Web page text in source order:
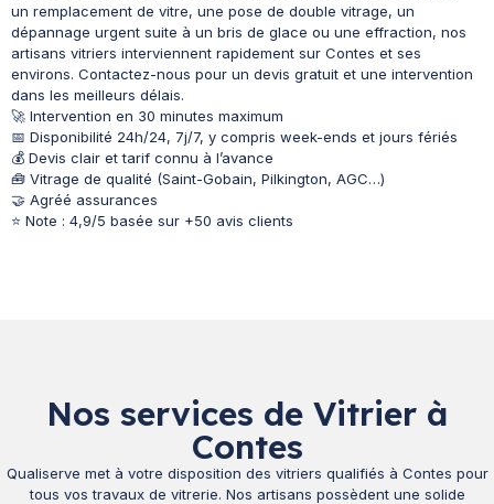
un remplacement de vitre, une pose de double vitrage, un
dépannage urgent suite à un bris de glace ou une effraction, nos
artisans vitriers interviennent rapidement sur Contes et ses
environs. Contactez-nous pour un devis gratuit et une intervention
dans les meilleurs délais.
🚀 Intervention en 30 minutes maximum
📅 Disponibilité 24h/24, 7j/7, y compris week-ends et jours fériés
💰 Devis clair et tarif connu à l’avance
🧰 Vitrage de qualité (Saint-Gobain, Pilkington, AGC…)
🤝 Agréé assurances
⭐ Note : 4,9/5 basée sur +50 avis clients
Nos services de Vitrier à
Contes
Qualiserve met à votre disposition des vitriers qualifiés à Contes pour
tous vos travaux de vitrerie. Nos artisans possèdent une solide